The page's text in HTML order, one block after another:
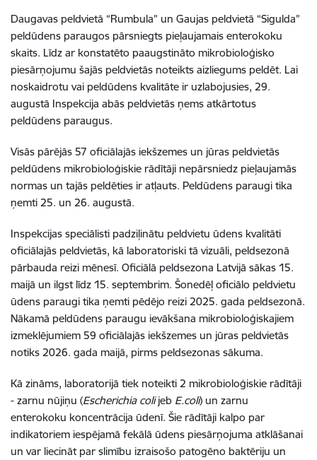
Daugavas peldvietā “Rumbula” un Gaujas peldvietā “Sigulda”
peldūdens paraugos pārsniegts pieļaujamais enterokoku
skaits. Līdz ar konstatēto paaugstināto mikrobioloģisko
piesārņojumu šajās peldvietās noteikts aizliegums peldēt. Lai
noskaidrotu vai peldūdens kvalitāte ir uzlabojusies, 29.
augustā Inspekcija abās peldvietās ņems atkārtotus
peldūdens paraugus.
Visās pārējās 57 oficiālajās iekšzemes un jūras peldvietās
peldūdens mikrobioloģiskie rādītāji nepārsniedz pieļaujamās
normas un tajās peldēties ir atļauts. Peldūdens paraugi tika
ņemti 25. un 26. augustā.
Inspekcijas speciālisti padziļinātu peldvietu ūdens kvalitāti
oficiālajās peldvietās, kā laboratoriski tā vizuāli, peldsezonā
pārbauda reizi mēnesī. Oficiālā peldsezona Latvijā sākas 15.
maijā un ilgst līdz 15. septembrim. Šonedēļ oficiālo peldvietu
ūdens paraugi tika ņemti pēdējo reizi 2025. gada peldsezonā.
Nākamā peldūdens paraugu ievākšana mikrobioloģiskajiem
izmeklējumiem 59 oficiālajās iekšzemes un jūras peldvietās
notiks 2026. gada maijā, pirms peldsezonas sākuma.
Kā zināms, laboratorijā tiek noteikti 2 mikrobioloģiskie rādītāji
- zarnu nūjiņu (Escherichia colijeb E.coli) un zarnu
enterokoku koncentrācija ūdenī. Šie rādītāji kalpo par
indikatoriem iespējamā fekālā ūdens piesārņojuma atklāšanai
un var liecināt par slimību izraisošo patogēno baktēriju un